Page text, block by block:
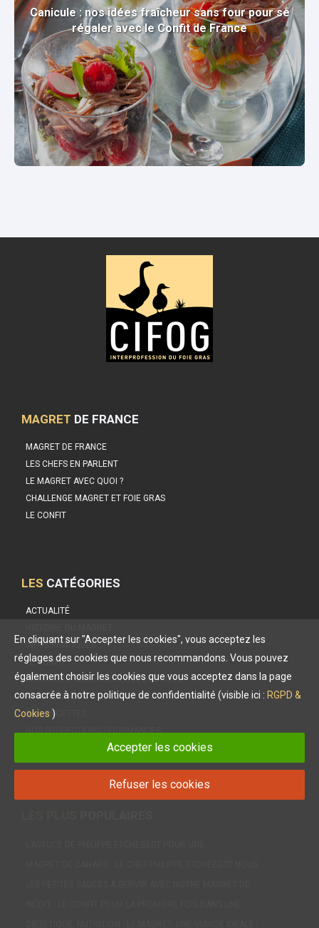
Canicule : nos idées fraîcheur sans four pour se
régaler avec le Confit de France
MAGRET DE FRANCE
MAGRET DE FRANCE
LES CHEFS EN PARLENT
LE MAGRET AVEC QUOI ?
CHALLENGE MAGRET ET FOIE GRAS
LE CONFIT
LES CATÉGORIES
ACTUALITÉ
INFOS PRATIQUES
LE CONFIT
LE MAGRET SOUS TOUTES SES FORMES
NON CLASSÉ
NOS RECETTES
VU DANS LA PRESSE ET DANS L'ÉDITION
En cliquant sur "Accepter les cookies", vous acceptez les
réglages des cookies que nous recommandons. Vous pouvez
également choisir les cookies que vous acceptez dans la page
consacrée à notre politique de confidentialité (visible ici : RGPD &
Cookies )
Accepter les cookies
Refuser les cookies